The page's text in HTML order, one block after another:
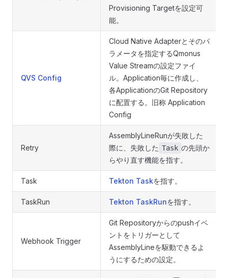
Provisioning Targetを設定可
能。
QVS Config
Cloud Native Adapterとそのパ
ラメータを指定するQmonus
Value Streamの設定ファイ
ル。Application毎に作成し、
各ApplicationのGit Repository
に配置する。旧称 Application
Config
Retry
AssemblyLineRunが失敗した
際に、失敗した Task の先頭か
らやり直す機能を指す。
Task Tekton Taskを指す。
TaskRun Tekton TaskRunを指す。
Webhook Trigger
Git Repositoryからのpushイベ
ントをトリガーとして
AssemblyLineを駆動できるよ
うにするための設定。